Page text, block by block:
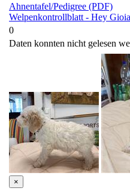
Ahnentafel/Pedigree (PDF)
Welpenkontrollblatt - Hey
0
Daten konnten nicht gelesen
×